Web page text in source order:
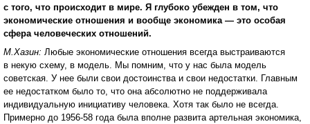
с того, что происходит в мире. Я глубоко убежден в том, что
экономические отношения и вообще экономика — это особая
сфера человеческих отношений.
М.Хазин: Любые экономические отношения всегда выстраиваются
в некую схему, в модель. Мы помним, что у нас была модель
советская. У нее были свои достоинства и свои недостатки. Главным
ее недостатком было то, что она абсолютно не поддерживала
индивидуальную инициативу человека. Хотя так было не всегда.
Примерно до 1956-58 года была вполне развита артельная экономика,